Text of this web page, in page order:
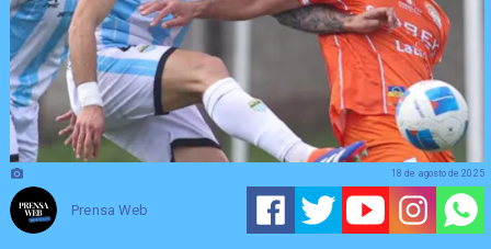
Prensa Web
18 de agosto de 2025